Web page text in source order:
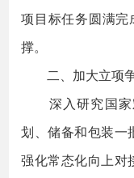
项目标任务圆满完
撑。
二、加大立项争
深入研究国家
划、储备和包装一
强化常态化向上对